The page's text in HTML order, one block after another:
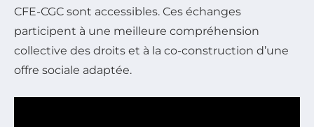
CFE-CGC sont accessibles. Ces échanges
participent à une meilleure compréhension
collective des droits et à la co-construction d’une
offre sociale adaptée.